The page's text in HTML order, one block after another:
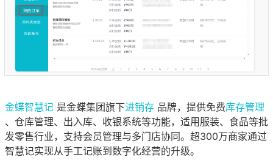
金蝶智慧记 是金蝶集团旗下进销存 品牌，提供免费库存管理
、仓库管理、出入库、收银系统等功能，适用服装、食品等批
发零售行业，支持会员管理与多门店协同。超300万商家通过
智慧记实现从手工记账到数字化经营的升级。